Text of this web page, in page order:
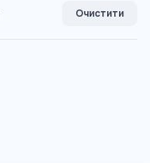
Очистити